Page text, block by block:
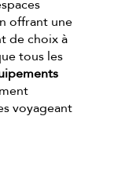
offrant une
de choix à
tous les
voyageant